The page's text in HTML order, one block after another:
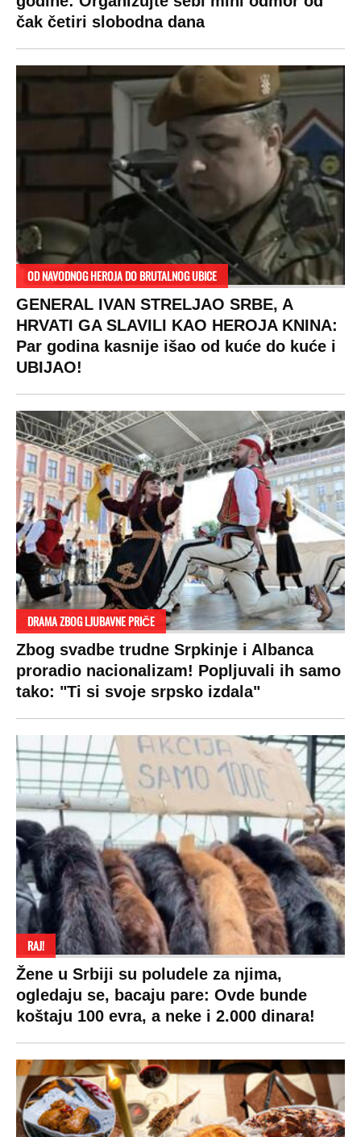
čak četiri slobodna dana
OD NAVODNOG HEROJA DO BRUTALNOG UBICE
GENERAL IVAN STRELJAO SRBE, A
HRVATI GA SLAVILI KAO HEROJA KNINA:
Par godina kasnije išao od kuće do kuće i
UBIJAO!
DRAMA ZBOG LJUBAVNE PRIČE
Zbog svadbe trudne Srpkinje i Albanca
proradio nacionalizam! Popljuvali ih samo
tako: "Ti si svoje srpsko izdala"
RAJ!
Žene u Srbiji su poludele za njima,
ogledaju se, bacaju pare: Ovde bunde
koštaju 100 evra, a neke i 2.000 dinara!